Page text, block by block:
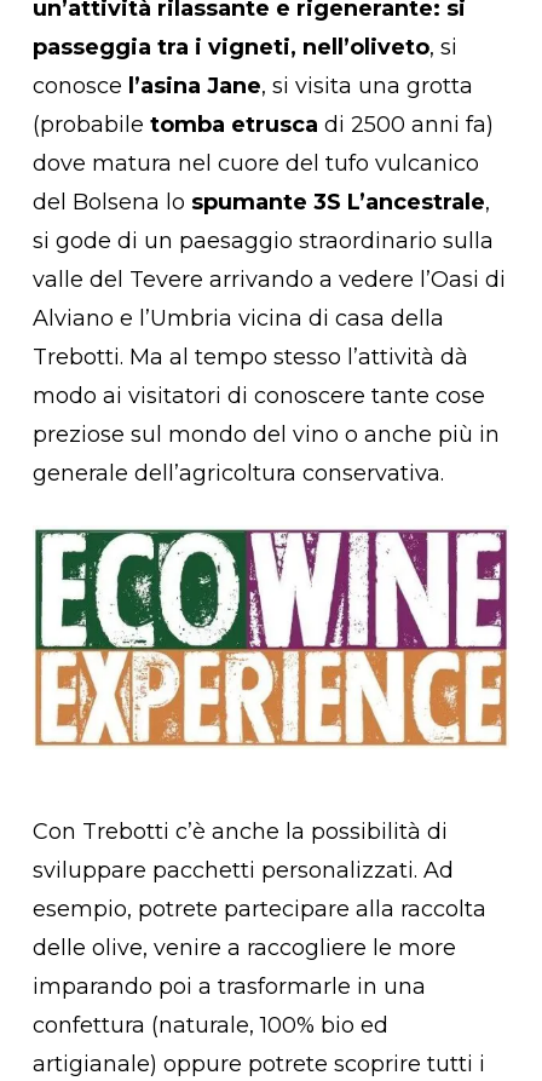
un’attività rilassante e rigenerante: si
passeggia tra i vigneti, nell’oliveto, si
conosce l’asina Jane, si visita una grotta
(probabile tomba etrusca di 2500 anni fa)
dove matura nel cuore del tufo vulcanico
del Bolsena lo spumante 3S L’ancestrale,
si gode di un paesaggio straordinario sulla
valle del Tevere arrivando a vedere l’Oasi di
Alviano e l’Umbria vicina di casa della
Trebotti. Ma al tempo stesso l’attività dà
modo ai visitatori di conoscere tante cose
preziose sul mondo del vino o anche più in
generale dell’agricoltura conservativa.
Con Trebotti c’è anche la possibilità di
sviluppare pacchetti personalizzati. Ad
esempio, potrete partecipare alla raccolta
delle olive, venire a raccogliere le more
imparando poi a trasformarle in una
confettura (naturale, 100% bio ed
artigianale) oppure potrete scoprire tutti i